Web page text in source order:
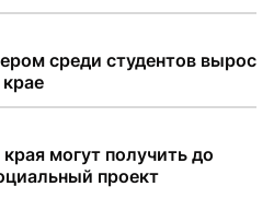
среди студентов вырос
могут получить до
проект